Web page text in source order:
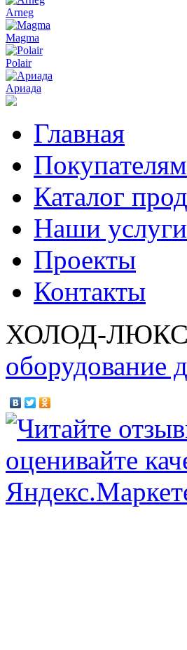
Arneg
Magma
Polair
Ариада
Главная
Покупателям
Каталог
Наши услуги
Проекты
Контакты
ХОЛОД-ЛЮКС
оборудование